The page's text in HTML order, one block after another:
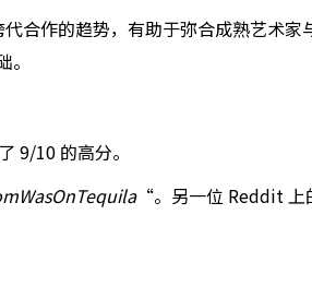
合作的趋势，有助于弥合成熟艺术家
9/10 的高分。
“。另一位 Reddit 上